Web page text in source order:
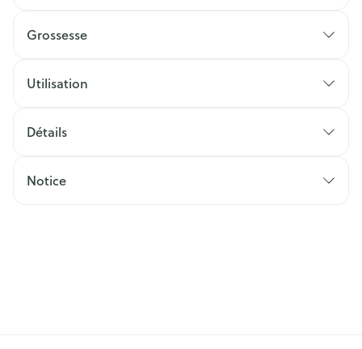
Grossesse
Utilisation
Détails
Notice